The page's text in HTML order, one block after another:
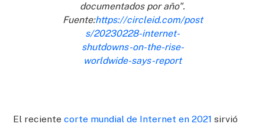
documentados por año".
Fuente:https://circleid.com/post
s/20230228-internet-
shutdowns-on-the-rise-
worldwide-says-report
El recientecorte mundial de Internet en 2021 sirvió